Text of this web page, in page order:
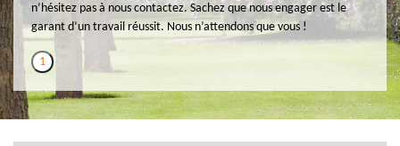
n’hésitez pas à nous contactez. Sachez que nous engager est le
garant d’un travail réussit. Nous n’attendons que vous !
1